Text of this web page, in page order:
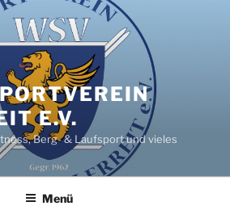
E.V.
Berg- & Laufsport und vieles
Menü